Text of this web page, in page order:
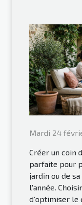
Mardi 24
Créer un coin
parfaite pour
jardin ou de
l'année.
d’optimiser